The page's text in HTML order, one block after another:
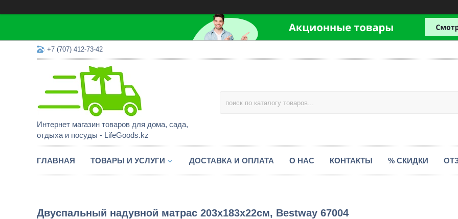
+7 (707) 412-73-42
Интернет магазин товаров для дома, сада,
отдыха и посуды - LifeGoods.kz
ГЛАВНАЯ ТОВАРЫ И УСЛУГИ ДОСТАВКА И ОПЛАТА О НАС КОНТАКТЫ % СКИДКИ
Двуспальный надувной матрас 203х183х22см, Bestway 67004